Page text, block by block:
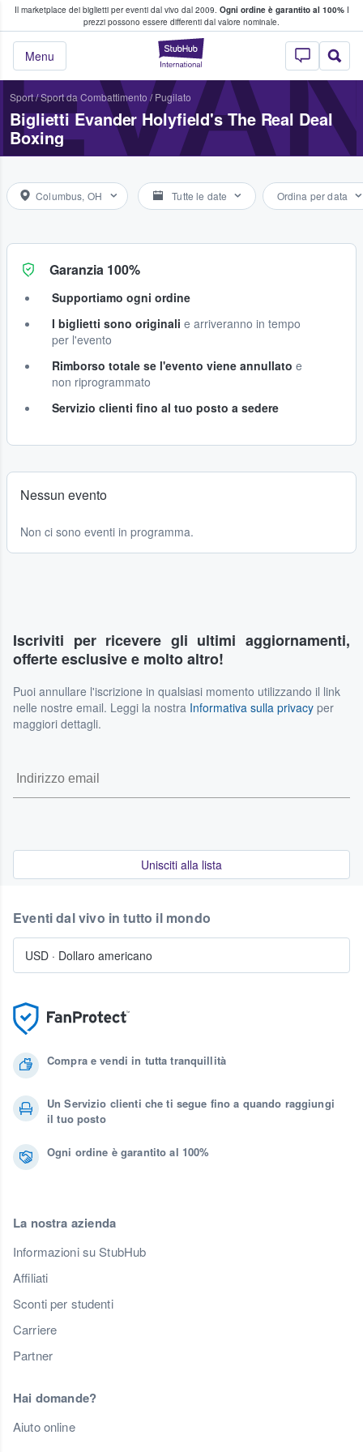
Il marketplace dei biglietti per eventi dal vivo dal 2009. Ogni ordine è garantito al 100%I
prezzi possono essere differenti dal valore nominale.
StubHub - Dove
Menu
fan comprano e vendono biglietti
Sport/Sport da Combattimento / Pugilato
Biglietti Evander Holyfield's The Real Deal
Boxing
Columbus, OH Tutte le date Ordina per data
Garanzia 100%
Supportiamo ogni ordine
I biglietti sono originali e arriveranno in tempo
per l'evento
Rimborso totale se l'evento viene annullato e
non riprogrammato
Servizio clienti fino al tuo posto a sedere
Nessun evento
Non ci sono eventi in programma.
Iscriviti per ricevere gli ultimi aggiornamenti,
offerte esclusive e molto altro!
Puoi annullare l'iscrizione in qualsiasi momento utilizzando il link
nelle nostre email. Leggi la nostra Informativa sulla privacy per
maggiori dettagli.
Unisciti alla lista
Compra e vendi in tutta tranquillità
Un Servizio clienti che ti segue fino a quando raggiungi
il tuo posto
Ogni ordine è garantito al 100%
La nostra azienda
Informazioni su StubHub
Affiliati
Sconti per studenti
Carriere
Partner
Hai domande?
Aiuto online
Eventi dal vivo in tutto il mondo
USD · Dollaro americano